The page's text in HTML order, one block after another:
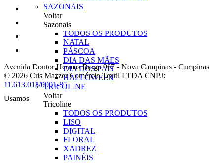
SAZONAIS
Voltar
Sazonais
TODOS OS PRODUTOS
NATAL
PÁSCOA
DIA DAS MÃES
DIA DOS PAIS
HALLOWEEN
TRICOLINE
Voltar
Tricoline
TODOS OS PRODUTOS
LISO
DIGITAL
FLORAL
XADREZ
PAINÉIS
Avenida Doutor Hermas Braga 907 - Nova Campinas - Campinas
© 2026 Cris Mazzer Comércio Textil LTDA CNPJ:
11.613.018/0001-85
Usamos